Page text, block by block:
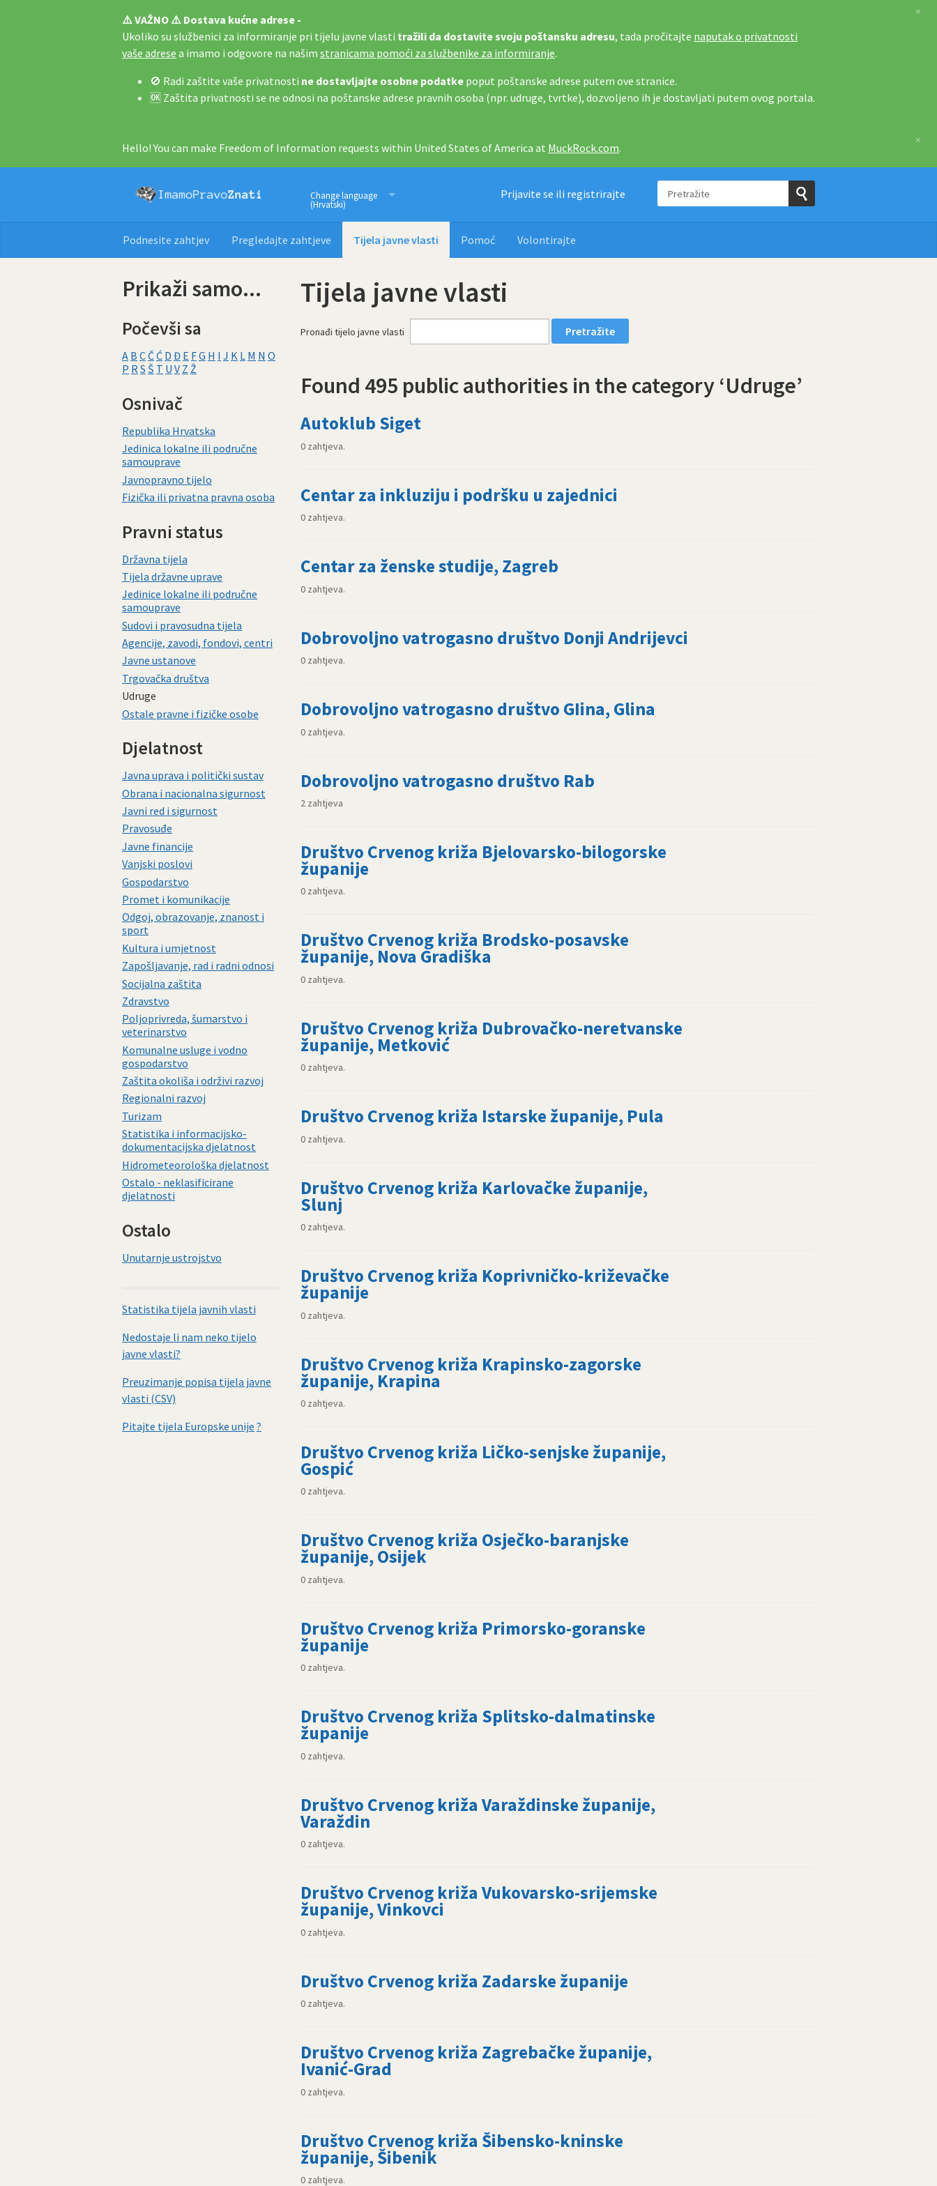
⚠️ VAŽNO ⚠️ Dostava kućne adrese -
Ukoliko su službenici za informiranje pri tijelu javne vlasti tražili da dostavite svoju poštansku adresu, tada pročitajte naputak o privatnosti
vaše adrese a imamo i odgovore na našim stranicama pomoći za službenike za informiranje.
🚫 Radi zaštite vaše privatnosti ne dostavljajte osobne podatke poput poštanske adrese putem ove stranice.
🆗 Zaštita privatnosti se ne odnosi na poštanske adrese pravnih osoba (npr. udruge, tvrtke), dozvoljeno ih je dostavljati putem ovog portala.
×
Hello! You can make Freedom of Information requests within United States of America at MuckRock.com.
×
Imamo pravo znati
Change language
(Hrvatski)
Prijavite se ili registrirajte Pretražite
Pošaljite
Podnesite zahtjev Pregledajte zahtjeve Tijela javne vlasti Pomoć Volontirajte
Tijela javne vlasti
Pronađi tijelo javne vlasti
Found 495 public authorities in the category ‘Udruge’
Autoklub Siget
0 zahtjeva.
Centar za inkluziju i podršku u zajednici
0 zahtjeva.
Centar za ženske studije, Zagreb
0 zahtjeva.
Dobrovoljno vatrogasno društvo Donji Andrijevci
0 zahtjeva.
Dobrovoljno vatrogasno društvo GIina, Glina
0 zahtjeva.
Dobrovoljno vatrogasno društvo Rab
2 zahtjeva
Društvo Crvenog križa Bjelovarsko-bilogorske
županije
0 zahtjeva.
Društvo Crvenog križa Brodsko-posavske
županije, Nova Gradiška
0 zahtjeva.
Društvo Crvenog križa Dubrovačko-neretvanske
županije, Metković
0 zahtjeva.
Društvo Crvenog križa Istarske županije, Pula
0 zahtjeva.
Društvo Crvenog križa Karlovačke županije,
Slunj
0 zahtjeva.
Društvo Crvenog križa Koprivničko-križevačke
županije
0 zahtjeva.
Društvo Crvenog križa Krapinsko-zagorske
županije, Krapina
0 zahtjeva.
Društvo Crvenog križa Ličko-senjske županije,
Gospić
0 zahtjeva.
Društvo Crvenog križa Osječko-baranjske
županije, Osijek
0 zahtjeva.
Društvo Crvenog križa Primorsko-goranske
županije
0 zahtjeva.
Društvo Crvenog križa Splitsko-dalmatinske
županije
0 zahtjeva.
Društvo Crvenog križa Varaždinske županije,
Varaždin
0 zahtjeva.
Društvo Crvenog križa Vukovarsko-srijemske
županije, Vinkovci
0 zahtjeva.
Društvo Crvenog križa Zadarske županije
0 zahtjeva.
Društvo Crvenog križa Zagrebačke županije,
Ivanić-Grad
0 zahtjeva.
Društvo Crvenog križa Šibensko-kninske
županije, Šibenik
0 zahtjeva.
Prikaži samo...
Počevši sa
A B CČĆ D Đ E FG H I J K L M N O
P RS Š T U V Z Ž
Osnivač
Republika Hrvatska
Jedinica lokalne ili područne
samouprave
Javnopravno tijelo
Fizička ili privatna pravna osoba
Pravni status
Državna tijela
Tijela državne uprave
Jedinice lokalne ili područne
samouprave
Sudovi i pravosudna tijela
Agencije, zavodi, fondovi, centri
Javne ustanove
Trgovačka društva
Udruge
Ostale pravne i fizičke osobe
Djelatnost
Javna uprava i politički sustav
Obrana i nacionalna sigurnost
Javni red i sigurnost
Pravosuđe
Javne financije
Vanjski poslovi
Gospodarstvo
Promet i komunikacije
Odgoj, obrazovanje, znanost i
sport
Kultura i umjetnost
Zapošljavanje, rad i radni odnosi
Socijalna zaštita
Zdravstvo
Poljoprivreda, šumarstvo i
veterinarstvo
Komunalne usluge i vodno
gospodarstvo
Zaštita okoliša i održivi razvoj
Regionalni razvoj
Turizam
Statistika i informacijsko-
dokumentacijska djelatnost
Hidrometeorološka djelatnost
Ostalo - neklasificirane
djelatnosti
Ostalo
Unutarnje ustrojstvo
Statistika tijela javnih vlasti
Nedostaje li nam neko tijelo
javne vlasti?
Preuzimanje popisa tijela javne
vlasti (CSV)
Pitajte tijela Europske unije ?